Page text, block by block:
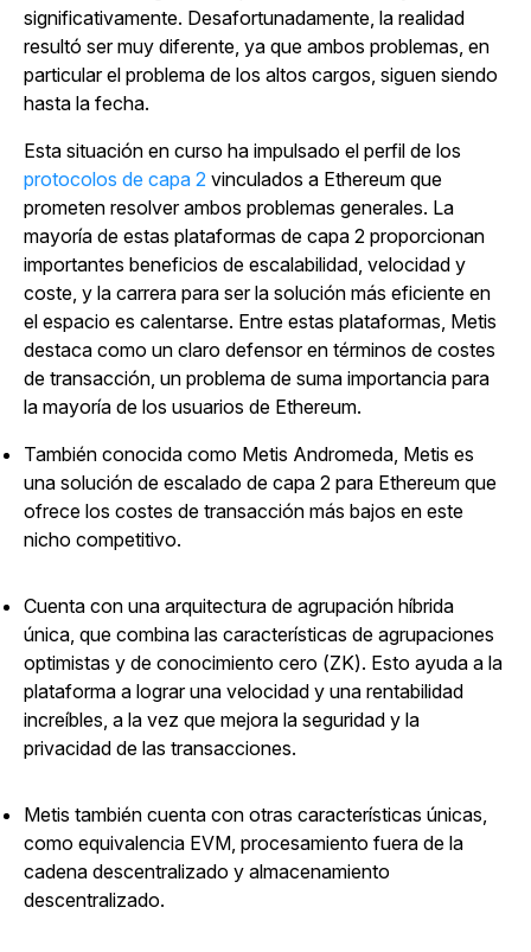
significativamente. Desafortunadamente, la realidad
resultó ser muy diferente, ya que ambos problemas, en
particular el problema de los altos cargos, siguen siendo
hasta la fecha.
Esta situación en curso ha impulsado el perfil de los
protocolos de capa 2 vinculados a Ethereum que
prometen resolver ambos problemas generales. La
mayoría de estas plataformas de capa 2 proporcionan
importantes beneficios de escalabilidad, velocidad y
coste, y la carrera para ser la solución más eficiente en
el espacio es calentarse. Entre estas plataformas, Metis
destaca como un claro defensor en términos de costes
de transacción, un problema de suma importancia para
la mayoría de los usuarios de Ethereum.
También conocida como Metis Andromeda, Metis es
una solución de escalado de capa 2 para Ethereum que
ofrece los costes de transacción más bajos en este
nicho competitivo.
Cuenta con una arquitectura de agrupación híbrida
única, que combina las características de agrupaciones
optimistas y de conocimiento cero (ZK). Esto ayuda a la
plataforma a lograr una velocidad y una rentabilidad
increíbles, a la vez que mejora la seguridad y la
privacidad de las transacciones.
Metis también cuenta con otras características únicas,
como equivalencia EVM, procesamiento fuera de la
cadena descentralizado y almacenamiento
descentralizado.